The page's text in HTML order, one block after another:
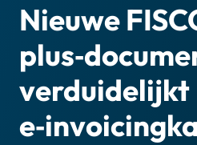
Nieuwe
verduidelijkt